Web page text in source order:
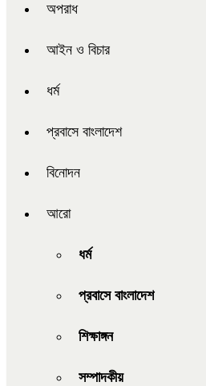
অপরাধ
আইন ও বিচার
ধর্ম
প্রবাসে বাংলাদেশ
বিনোদন
আরো
ধর্ম
প্রবাসে বাংলাদেশ
শিক্ষাঙ্গন
সম্পাদকীয়